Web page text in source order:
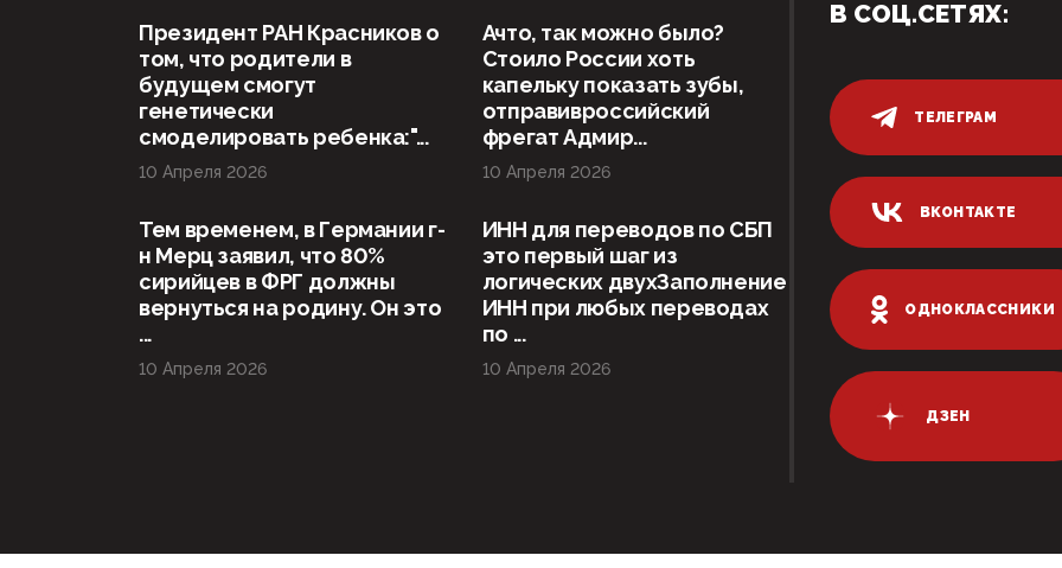
Президент РАН Красников о
том, что родители в
будущем смогут
генетически
смоделировать ребенка:"...
10 Апреля 2026
Ачто, так можно было?
Стоило России хоть
капельку показать зубы,
отправивроссийский
фрегат Адмир...
10 Апреля 2026
Тем временем, в Германии г-
н Мерц заявил, что 80%
сирийцев в ФРГ должны
вернуться на родину. Он это
...
10 Апреля 2026
ИНН для переводов по СБП
это первый шаг из
логических двухЗаполнение
ИНН при любых переводах
по ...
10 Апреля 2026
В СОЦ.СЕТЯХ:
ТЕЛЕГРАМ
ВКОНТАКТЕ
ОДНОКЛАССНИКИ
ДЗЕН